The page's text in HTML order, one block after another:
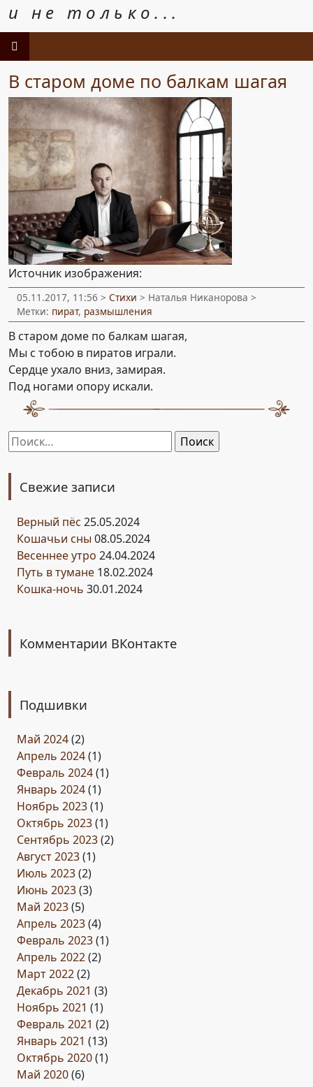
и не только...
В старом доме по балкам шагая
Источник изображения:
05.11.2017, 11:56 > Стихи > Наталья Никанорова >
Метки: пират, размышления
В старом доме по балкам шагая,
Мы с тобою в пиратов играли.
Сердце ухало вниз, замирая.
Под ногами опору искали.
Найти:
Свежие записи
Верный пёс 25.05.2024
Кошачьи сны 08.05.2024
Весеннее утро 24.04.2024
Путь в тумане 18.02.2024
Кошка-ночь 30.01.2024
Комментарии ВКонтакте
Подшивки
Май 2024(2)
Апрель 2024(1)
Февраль 2024(1)
Январь 2024(1)
Ноябрь 2023(1)
Октябрь 2023(1)
Сентябрь 2023(2)
Август 2023(1)
Июль 2023(2)
Июнь 2023(3)
Май 2023(5)
Апрель 2023(4)
Февраль 2023(1)
Апрель 2022(2)
Март 2022(2)
Декабрь 2021 (3)
Ноябрь 2021 (1)
Февраль 2021 (2)
Январь 2021 (13)
Октябрь 2020(1)
Май 2020(6)